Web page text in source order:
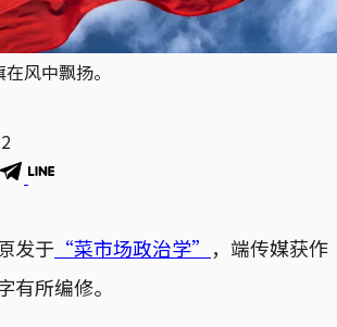
风中飘扬。
发于 “菜市场政治学” ，端传媒获作
有所编修。